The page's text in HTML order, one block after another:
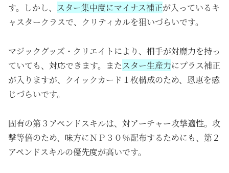
す。しかし、 スター集中度にマイナス補正が入っているキ
ャスタークラスで、クリティカルを狙いづらいです。
マジックグッズ・クリエイトにより、相手が対魔力を持っ
ていても、対応できます。またスター生産力にプラス補正
が入りますが、クイックカード１枚構成のため、恩恵を感
じづらいです。
固有の第３アペンドスキルは、対アーチャー攻撃適性。攻
撃等倍のため、味方にＮＰ３０％配布するためにも、第２
アペンドスキルの優先度が高いです。